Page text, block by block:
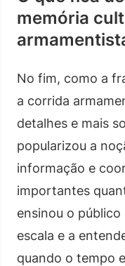
memória
No fim, como a
a corrida
detalhes e mais
popularizou a
informação e
importantes
ensinou o público
escala e a
quando o tempo